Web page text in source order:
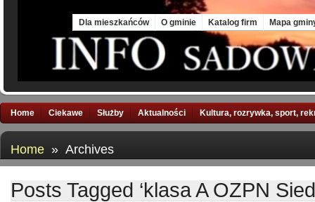
Dla mieszkańców O gminie Katalog firm Mapa
Home Ciekawe Służby Aktualności Kultura, rozrywka, sport,
Home » Archives
Posts Tagged ‘klasa A OZPN